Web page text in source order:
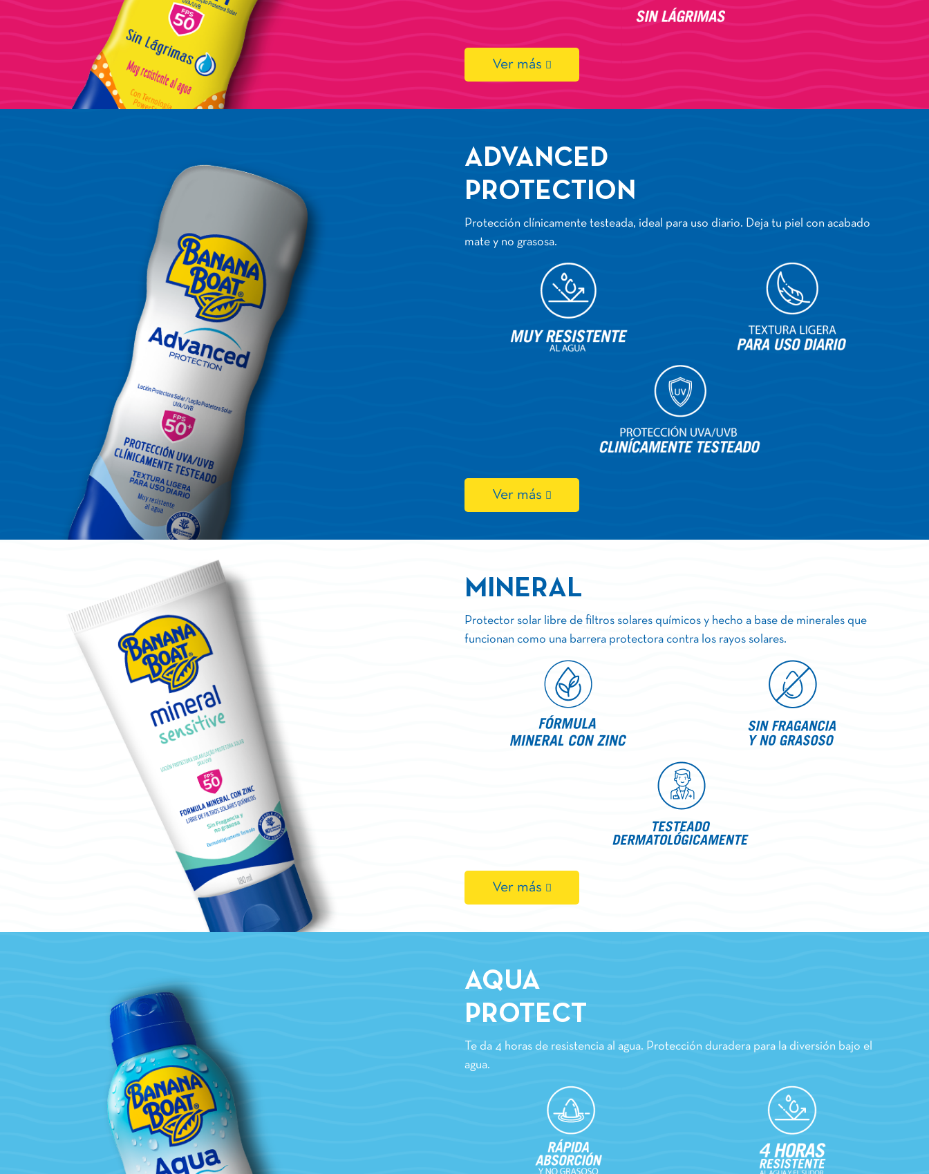
Ver más
ADVANCED
PROTECTION
Protección clínicamente testeada, ideal para uso diario. Deja tu piel con acabado
mate y no grasosa.
Ver más
MINERAL
Protector solar libre de filtros solares químicos y hecho a base de minerales que
funcionan como una barrera protectora contra los rayos solares.
Ver más
AQUA
PROTECT
Te da 4 horas de resistencia al agua. Protección duradera para la diversión bajo el
agua.